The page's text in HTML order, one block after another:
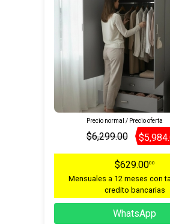
Precio normal / Precio oferta
$6,299.00
$629.0000
Mensuales a 12 meses con
credito bancarias
WhatsApp